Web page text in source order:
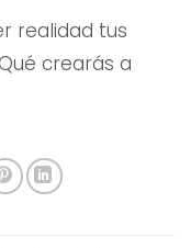
realidad tus
crearás a